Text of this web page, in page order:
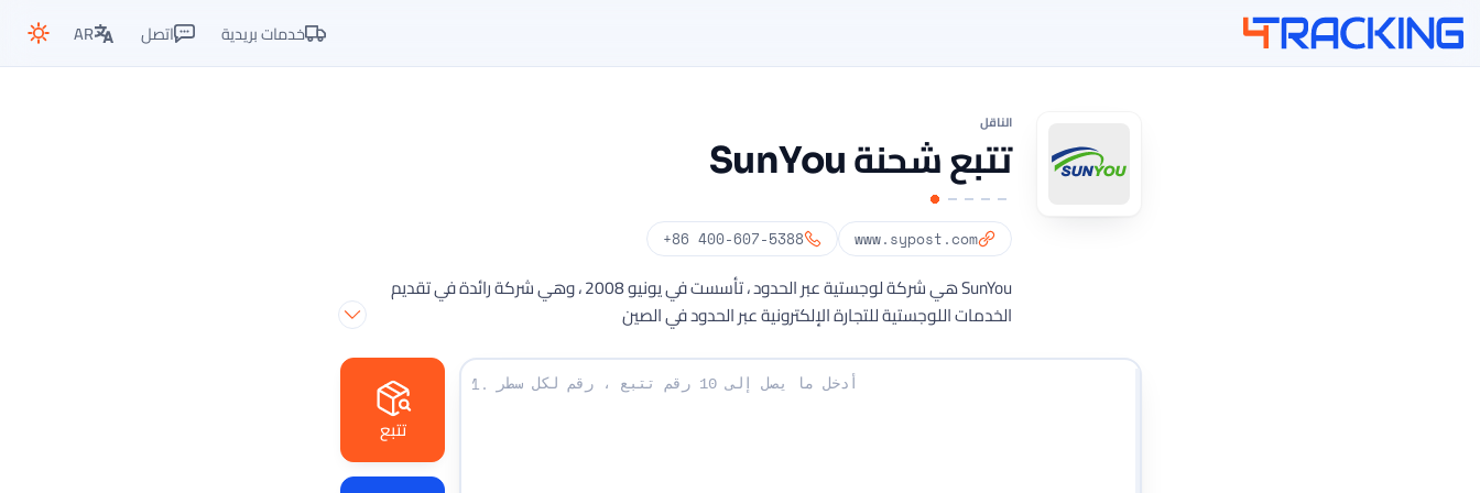
4Tracking
خدمات بريدية اتصل AR
الناقل
تتبع شحنة SunYou
www.sypost.com
+86 400-607-5388
SunYou هي شركة لوجستية عبر الحدود ، تأسست في يونيو 2008 ، وهي شركة رائدة في تقديم
الخدمات اللوجستية للتجارة الإلكترونية عبر الحدود في الصين
1.
تتبع